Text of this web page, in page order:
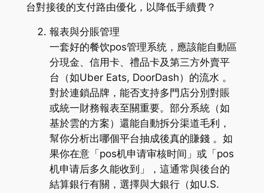
台對接後的支付路由優化，以降低手續費？
報表與分賬管理
一套好的餐饮pos管理系统，應該能自動區
分現金、信用卡、禮品卡及第三方外賣平
台（如Uber Eats, DoorDash）的流水 。
對於連鎖品牌，能否支持多門店分別對賬
或統一財務報表至關重要。部分系統（如
基於雲的方案）還能自動拆分渠道毛利，
幫你分析出哪個平台抽成後真的賺錢 。如
果你在意「pos机申请审核时间」或「pos
机申请后多久能收到」，這通常與後台的
結算銀行有關，選擇與大銀行（如U.S.